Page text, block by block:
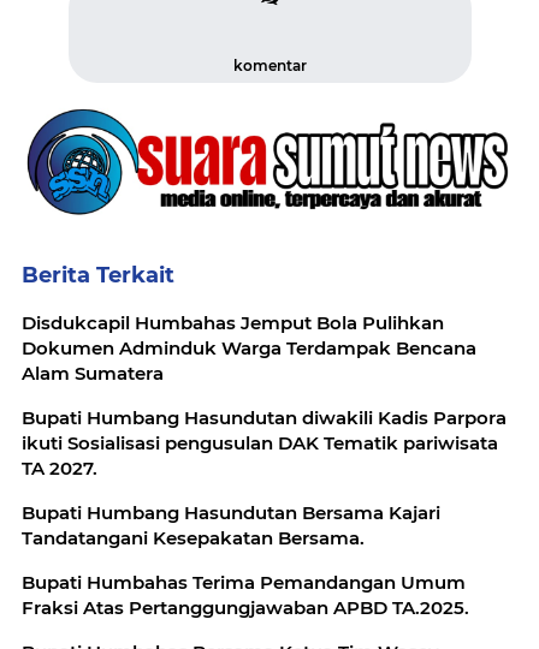
komentar
Berita Terkait
Disdukcapil Humbahas Jemput Bola Pulihkan
Dokumen Adminduk Warga Terdampak Bencana
Alam Sumatera
Bupati Humbang Hasundutan diwakili Kadis Parpora
ikuti Sosialisasi pengusulan DAK Tematik pariwisata
TA 2027.
Bupati Humbang Hasundutan Bersama Kajari
Tandatangani Kesepakatan Bersama.
Bupati Humbahas Terima Pemandangan Umum
Fraksi Atas Pertanggungjawaban APBD TA.2025.